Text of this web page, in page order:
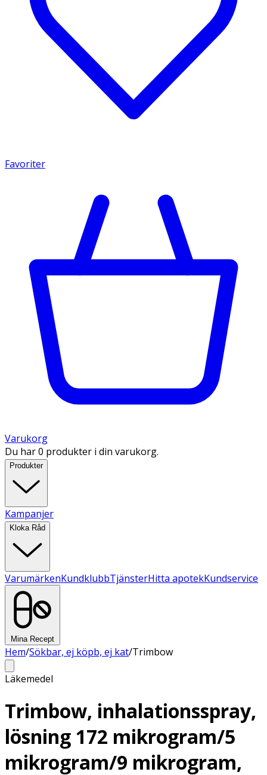
Favoriter
Varukorg
Du har 0 produkter i din varukorg.
Produkter
Kampanjer
Kloka Råd
VarumärkenKundklubbTjänsterHitta apotekKundservice
Mina Recept
Hem/Sökbar, ej köpb, ej kat/Trimbow
Läkemedel
Trimbow, inhalationsspray,
lösning 172 mikrogram/5
mikrogram/9 mikrogram,